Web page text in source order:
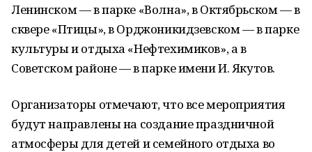
Ленинском — в парке «Волна», в Октябрьском — в
сквере «Птицы», в Орджоникидзевском — в парке
культуры и отдыха «Нефтехимиков», а в
Советском районе — в парке имени И. Якутов.
Организаторы отмечают, что все мероприятия
будут направлены на создание праздничной
атмосферы для детей и семейного отдыха во